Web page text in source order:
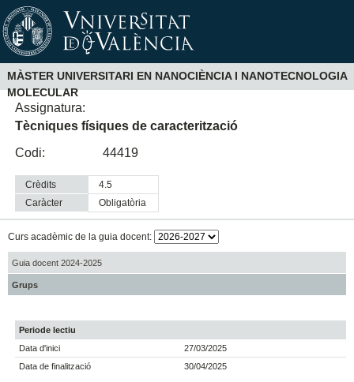
MÀSTER UNIVERSITARI EN NANOCIÈNCIA I NANOTECNOLOGIA
MOLECULAR
Assignatura:
Tècniques físiques de caracterització
Codi:
44419
Crèdits
4.5
Caràcter
obligatòria
Curs acadèmic de la guia docent:
Guia docent 2024-2025
Grups
Periode lectiu
Data d'inici
27/03/2025
Data de finalització
30/04/2025